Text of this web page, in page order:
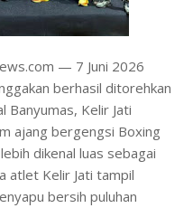
— 7 Juni 2026
berhasil ditorehkan
Banyumas, Kelir Jati
ajang bergengsi Boxing
dikenal luas sebagai
atlet Kelir Jati tampil
bersih puluhan